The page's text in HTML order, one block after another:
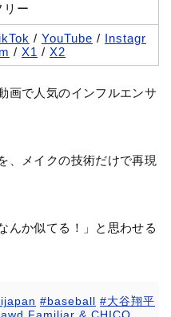
リー
/ YouTube / Instagr
/ X1 / X2
画で人気のインフルエンサ
、メイクの技術だけで再現
んか似てる！」と思わせる
#baseball
#大谷翔平